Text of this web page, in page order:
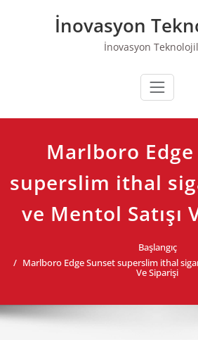
İnovasyon
İnovasyon
Marlboro
superslim ithal
ve Mentol Satışı
Başlangıç
Marlboro Edge Sunset superslim ithal
Ve Siparişi